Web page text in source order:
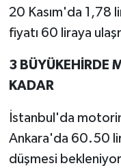
20 Kasım'da 1,78
fiyatı 60 liraya
3 BÜYÜKEHİRDE
KADAR
İstanbul'da
Ankara'da 60.50
düşmesi